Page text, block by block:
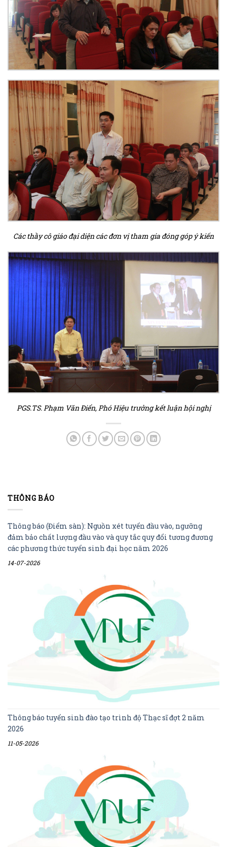
Các thầy cô giáo đại diện các đơn vị tham gia đóng góp ý kiến
PGS.TS. Phạm Văn Điển, Phó Hiệu trưởng kết luận hội nghị
THÔNG BÁO
Thông báo (Điểm sàn): Nguồn xét tuyển đầu vào, ngưỡng
đảm bảo chất lượng đầu vào và quy tắc quy đổi tương đương
các phương thức tuyển sinh đại học năm 2026
14-07-2026
Thông báo tuyển sinh đào tạo trình độ Thạc sĩ đợt 2 năm
2026
11-05-2026